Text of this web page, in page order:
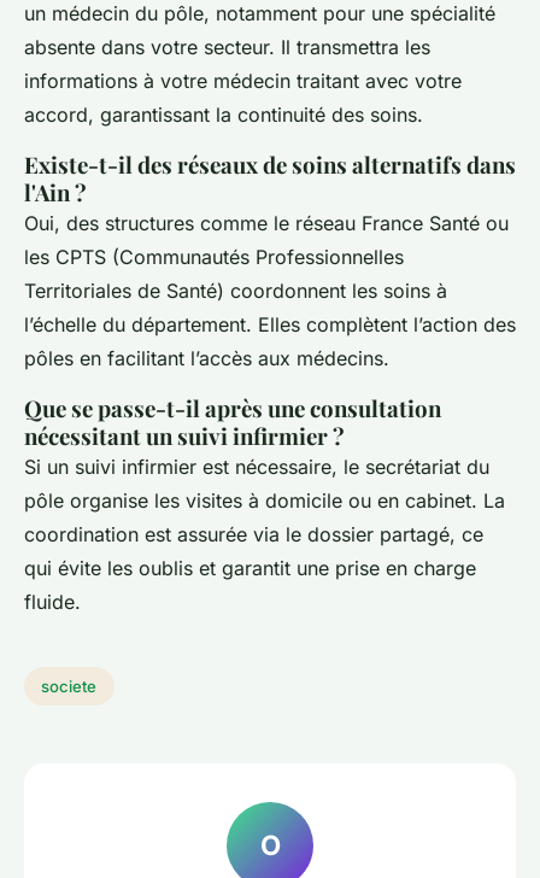
un médecin du pôle, notamment pour une spécialité
absente dans votre secteur. Il transmettra les
informations à votre médecin traitant avec votre
accord, garantissant la continuité des soins.
Existe-t-il des réseaux de soins alternatifs dans
l'Ain ?
Oui, des structures comme le réseau France Santé ou
les CPTS (Communautés Professionnelles
Territoriales de Santé) coordonnent les soins à
l’échelle du département. Elles complètent l’action des
pôles en facilitant l’accès aux médecins.
Que se passe-t-il après une consultation
nécessitant un suivi infirmier ?
Si un suivi infirmier est nécessaire, le secrétariat du
pôle organise les visites à domicile ou en cabinet. La
coordination est assurée via le dossier partagé, ce
qui évite les oublis et garantit une prise en charge
fluide.
societe
O